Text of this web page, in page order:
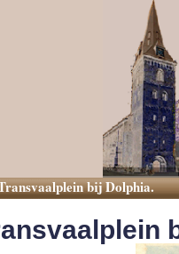
bij Dolphia.